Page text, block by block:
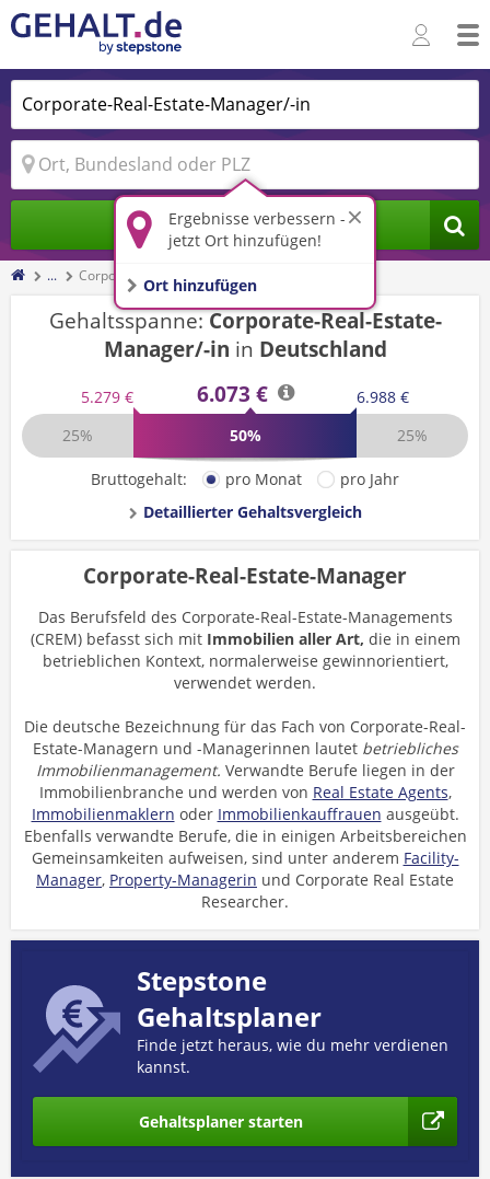
Ergebnisse verbessern -
jetzt Ort hinzufügen!
Ort hinzufügen
Jobs finden
... Corporate-Real-Estate-Manager/-in
Gehaltsspanne:Corporate-Real-Estate-
Manager/-in in Deutschland
5.279 € 6.073 €
6.988 €
25%
50% 25%
Bruttogehalt: pro Monat
pro Jahr
Detaillierter Gehaltsvergleich
Corporate-Real-Estate-Manager
Das Berufsfeld des Corporate-Real-Estate-Managements
(CREM) befasst sich mit Immobilien aller Art, die in einem
betrieblichen Kontext, normalerweise gewinnorientiert,
verwendet werden.
Die deutsche Bezeichnung für das Fach von Corporate-Real-
Estate-Managern und -Managerinnen lautet betriebliches
Immobilienmanagement. Verwandte Berufe liegen in der
Immobilienbranche und werden von Real Estate Agents,
Immobilienmaklern oder Immobilienkauffrauen ausgeübt.
Ebenfalls verwandte Berufe, die in einigen Arbeitsbereichen
Gemeinsamkeiten aufweisen, sind unter anderem Facility-
Manager, Property-Managerin und Corporate Real Estate
Researcher.
Stepstone
Gehaltsplaner
Finde jetzt heraus, wie du mehr verdienen
kannst.
Gehaltsplaner starten